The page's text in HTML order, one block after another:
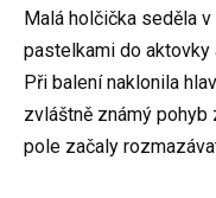
Malá holčička seděla
pastelkami do aktovky
Při balení naklonila
zvláštně známý
pole začaly